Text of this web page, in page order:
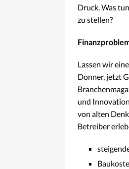
Druck. Was
zu stellen?
Lassen wir
Donner, jetzt
und
von alten
Betreiber